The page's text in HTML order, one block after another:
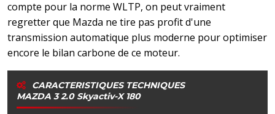
compte pour la norme WLTP, on peut vraiment
regretter que Mazda ne tire pas profit d'une
transmission automatique plus moderne pour optimiser
encore le bilan carbone de ce moteur.
CARACTERISTIQUES TECHNIQUES
MAZDA 3 2.0 Skyactiv-X 180